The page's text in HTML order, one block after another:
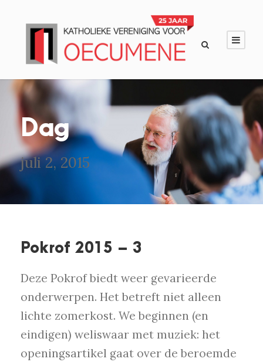
Dag
juli 2, 2015
Pokrof 2015 – 3
Deze Pokrof biedt weer gevarieerde
onderwerpen. Het betreft niet alleen
lichte zomerkost. We beginnen (en
eindigen) weliswaar met muziek: het
openingsartikel gaat over de beroemde